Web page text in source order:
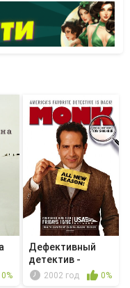
0%
Дефективный
детектив -
Мистер Монк и ...
2002 год 0%